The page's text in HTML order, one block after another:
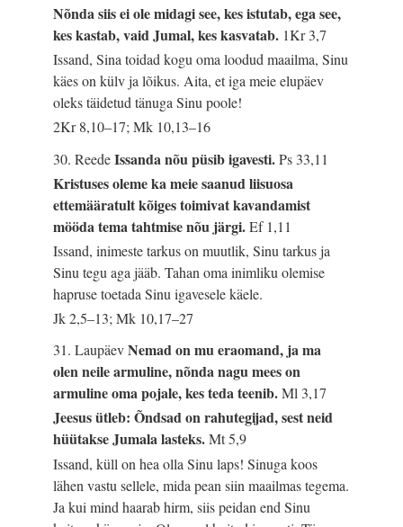
Nõnda siis ei ole midagi see, kes istutab, ega see,
kes kastab, vaid Jumal, kes kasvatab. 1Kr 3,7
Issand, Sina toidad kogu oma loodud maailma, Sinu
käes on külv ja lõikus. Aita, et iga meie elupäev
oleks täidetud tänuga Sinu poole!
2Kr 8,10–17; Mk 10,13–16
30. ReedeIssanda nõu püsib igavesti.Ps 33,11
Kristuses oleme ka meie saanud liisuosa
ettemääratult kõiges toimivat kavandamist
mööda tema tahtmise nõu järgi.Ef 1,11
Issand, inimeste tarkus on muutlik, Sinu tarkus ja
Sinu tegu aga jääb. Tahan oma inimliku olemise
hapruse toetada Sinu igavesele käele.
Jk 2,5–13; Mk 10,17–27
31. LaupäevNemad on mu eraomand, ja ma
olen neile armuline, nõnda nagu mees on
armuline oma pojale, kes teda teenib.Ml 3,17
Jeesus ütleb: Õndsad on rahutegijad, sest neid
hüütakse Jumala lasteks.Mt 5,9
Issand, küll on hea olla Sinu laps! Sinuga koos
lähen vastu sellele, mida pean siin maailmas tegema.
Ja kui mind haarab hirm, siis peidan end Sinu